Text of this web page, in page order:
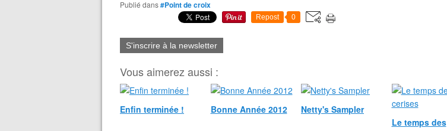
Publié dans#Point de croix
Repost 0
S'inscrire à la newsletter
Vous aimerez aussi :
Enfin terminée ! Bonne Année 2012
Netty's Sampler
Le temps des